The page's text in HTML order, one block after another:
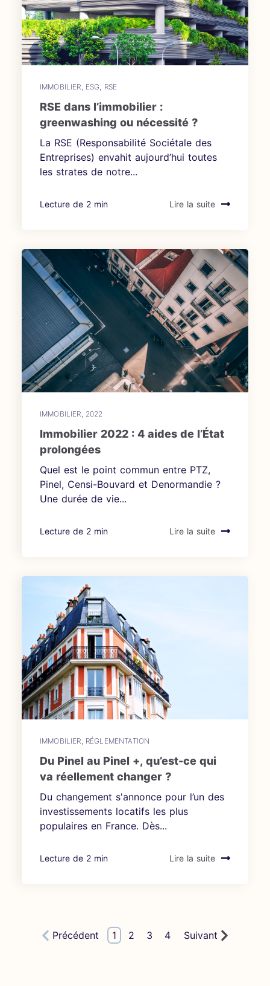
IMMOBILIER, ESG, RSE
RSE dans l’immobilier :
greenwashing ou nécessité ?
La RSE (Responsabilité Sociétale des
Entreprises) envahit aujourd’hui toutes
les strates de notre...
Lecture de 2 min Lire la suite
IMMOBILIER, 2022
Immobilier 2022 : 4 aides de l’État
prolongées
Quel est le point commun entre PTZ,
Pinel, Censi-Bouvard et Denormandie ?
Une durée de vie...
Lecture de 2 min Lire la suite
IMMOBILIER, RÉGLEMENTATION
Du Pinel au Pinel +, qu’est-ce qui
va réellement changer ?
Du changement s'annonce pour l’un des
investissements locatifs les plus
populaires en France. Dès...
Lecture de 2 min Lire la suite
Précédent 1 2 3 4 Suivant